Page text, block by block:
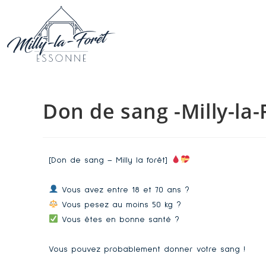
Don de sang -Milly-
[Don de sang – Milly la forêt]
Vous avez entre 18 et 70 ans ?
Vous pesez au moins 50 kg ?
Vous êtes en bonne santé ?
Vous pouvez probablement donner votre sang !